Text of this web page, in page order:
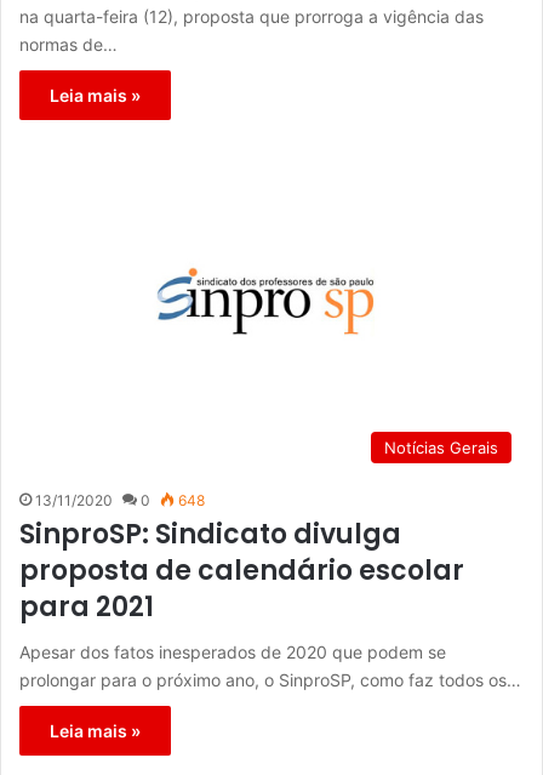
na quarta-feira (12), proposta que prorroga a vigência das
normas de…
Leia mais »
Notícias Gerais
13/11/2020 0 648
SinproSP: Sindicato divulga
proposta de calendário escolar
para 2021
Apesar dos fatos inesperados de 2020 que podem se
prolongar para o próximo ano, o SinproSP, como faz todos os…
Leia mais »